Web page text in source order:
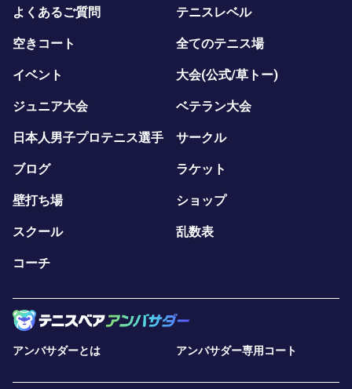
よくあるご質問 テニスレベル
空きコート 全てのテニス場
イベント 大会(公式/草トー)
ジュニア大会 ベテラン大会
日本人男子プロテニス選手 サークル
ブログ ラケット
壁打ち場 ショップ
スクール 乱数表
コーチ
アンバサダーとは アンバサダー専用コート